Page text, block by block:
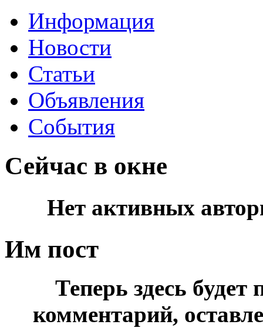
Информация
Новости
Статьи
Объявления
События
Сейчас в окне
Нет активных
Им пост
Теперь здесь будет
комментарий,